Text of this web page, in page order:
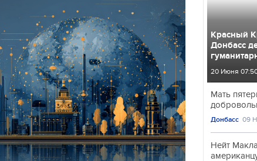
Красный
Донбасс
20 Июня
Мать
Донбасс 09
Нейт